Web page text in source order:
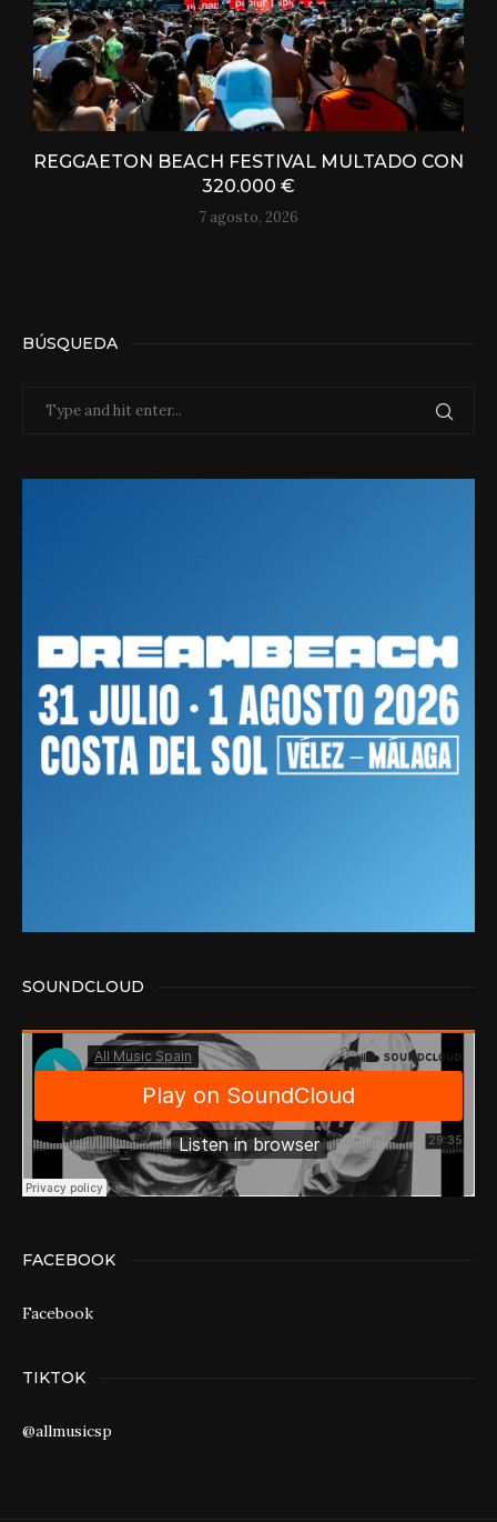
REGGAETON BEACH FESTIVAL MULTADO CON
320.000 €
7 agosto, 2026
BÚSQUEDA
SOUNDCLOUD
FACEBOOK
Facebook
TIKTOK
@allmusicsp